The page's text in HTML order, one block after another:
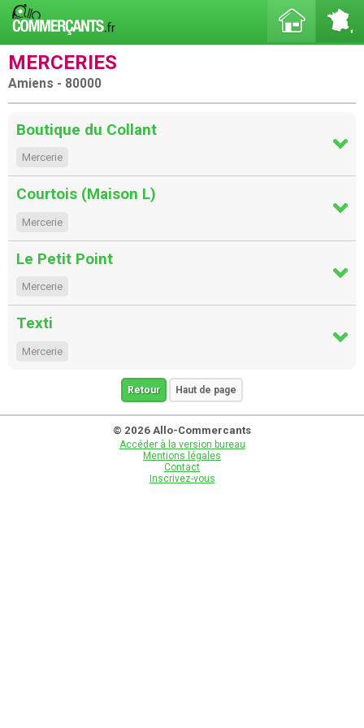
MERCERIES
Amiens - 80000
Boutique du Collant
Mercerie
Courtois (Maison L)
Mercerie
Le Petit Point
Mercerie
Texti
Mercerie
Retour Haut de page
© 2026 Allo-Commercants
Accéder à la version bureau
Mentions légales
Contact
Inscrivez-vous